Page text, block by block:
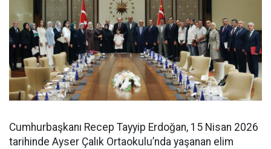
Cumhurbaşkanı Recep Tayyip Erdoğan, 15 Nisan 2026
tarihinde Ayser Çalık Ortaokulu’nda yaşanan elim